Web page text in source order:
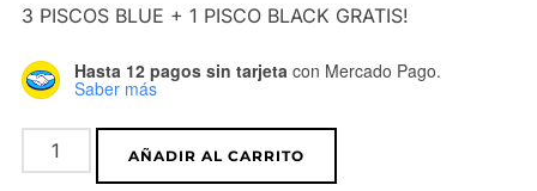
original
$107.000.
actual
$91.000.
3 PISCOS BLUE + 1 PISCO BLACK GRATIS!
Hasta 12 pagos sin tarjetacon Mercado Pago.
Saber más
Blue
AÑADIR AL CARRITO